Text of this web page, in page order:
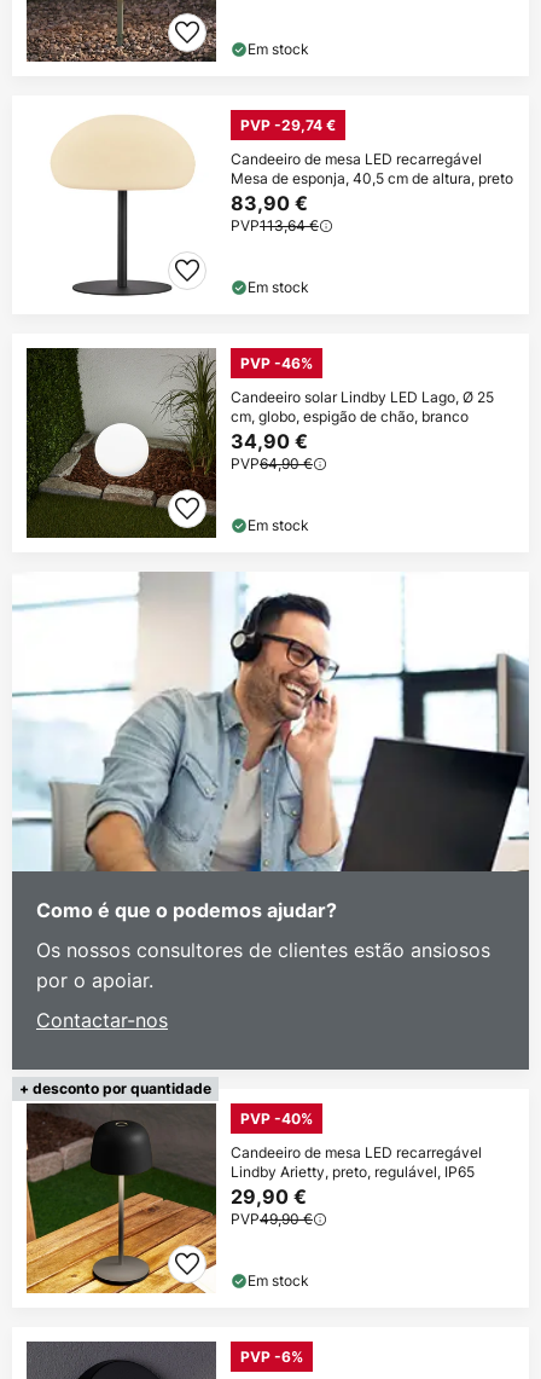
Em stock
PVP -29,74 €
Candeeiro de mesa LED recarregável
Mesa de esponja, 40,5 cm de altura, preto
83,90 €
PVP113,64 €
Em stock
PVP -46%
Candeeiro solar Lindby LED Lago, Ø 25
cm, globo, espigão de chão, branco
34,90 €
PVP64,90 €
Em stock
Como é que o podemos ajudar?
Os nossos consultores de clientes estão ansiosos
por o apoiar.
Contactar-nos
+ desconto por quantidade
PVP -40%
Candeeiro de mesa LED recarregável
Lindby Arietty, preto, regulável, IP65
29,90 €
PVP49,90 €
Em stock
PVP -6%